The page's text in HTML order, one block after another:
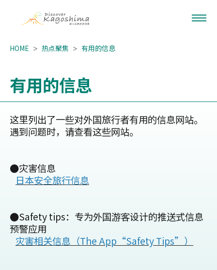
HOME 热点聚焦 有用的信息
有用的信息
这里列出了一些对外国旅行者有用的信息网站。
遇到问题时，请查看这些网站。
●灾害信息
日本安全旅行信息
●Safety tips：专为外国游客设计的推送式信息
预警应用
灾害相关信息（The App“Safety Tips”）